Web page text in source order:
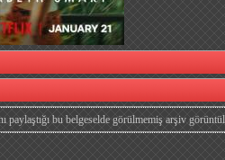
paylaştığı bu belgeselde görülmemiş arşiv